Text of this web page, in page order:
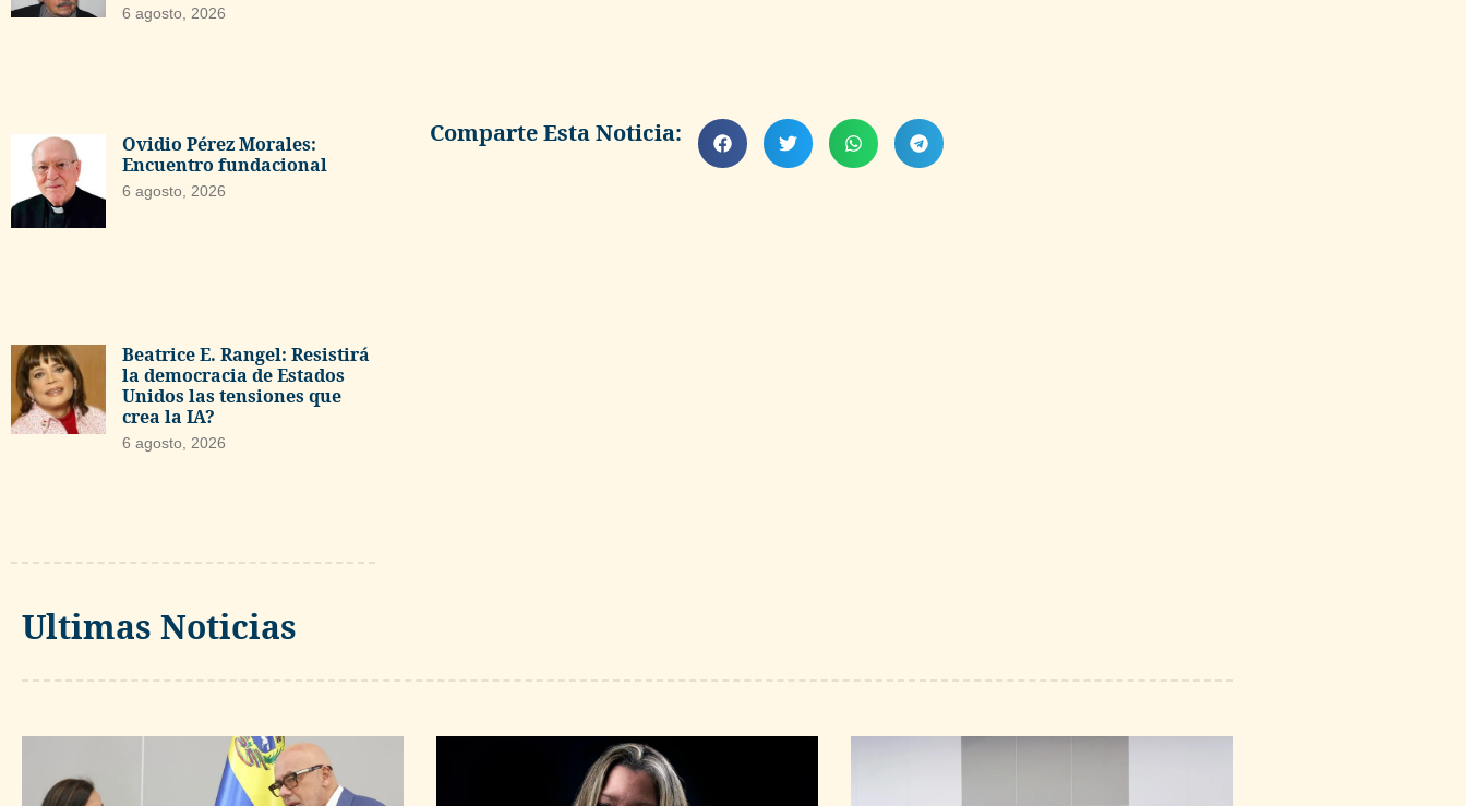
6 agosto, 2026
Ovidio Pérez Morales:
Encuentro fundacional
6 agosto, 2026
Beatrice E. Rangel: Resistirá
la democracia de Estados
Unidos las tensiones que
crea la IA?
6 agosto, 2026
Comparte Esta Noticia:
Ultimas Noticias